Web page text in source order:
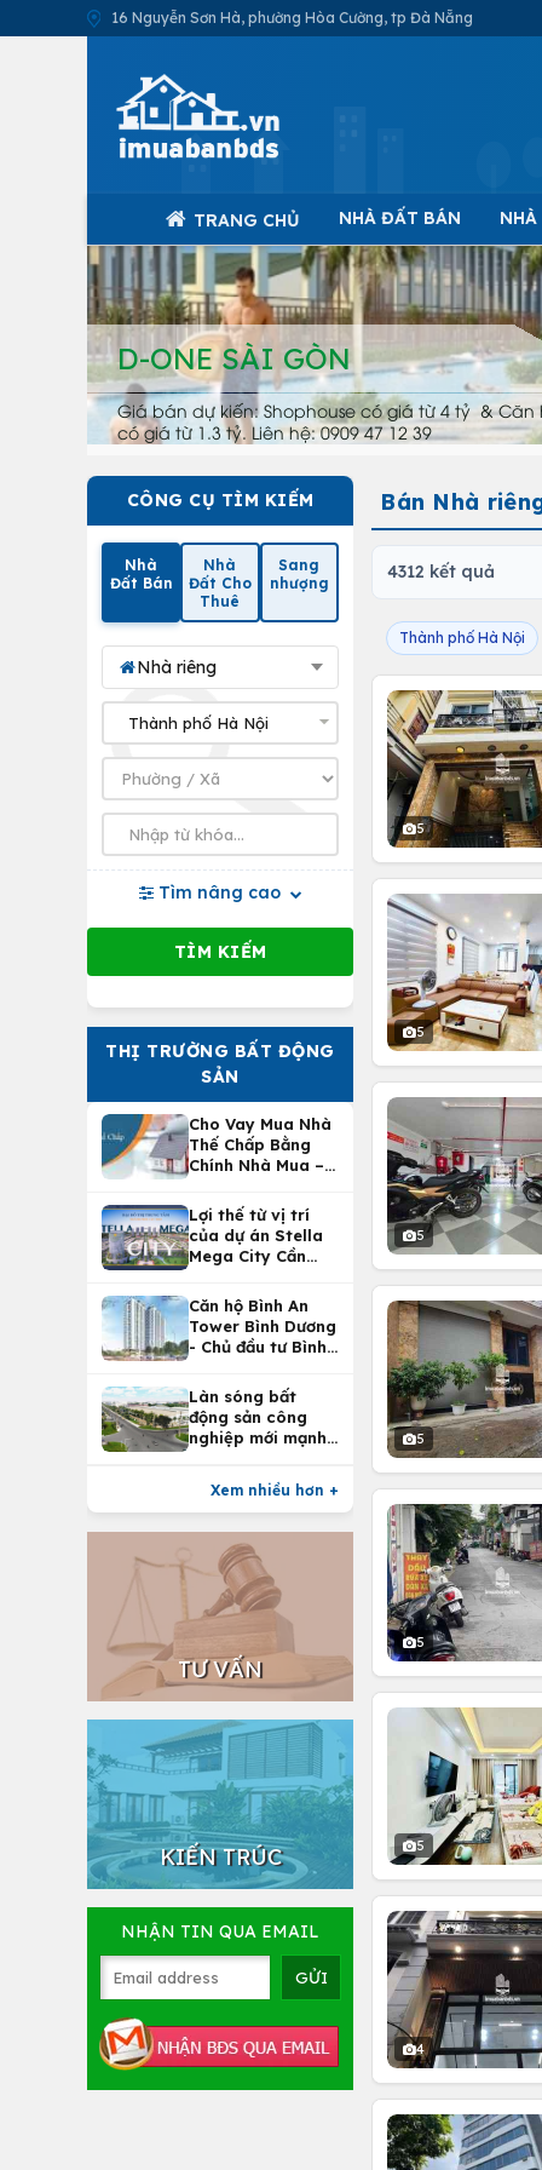
16 Nguyễn Sơn Hà, phường Hòa Cường, tp Đà Nẵng
TRANG CHỦ NHÀ ĐẤT BÁN
D-ONE SÀI GÒN
Giá bán dự kiến: Shophouse có giá từ 4 tỷ & Căn
có giá từ 1.3 tỷ. Liên hệ: 0909 47 12 39
CÔNG CỤ TÌM KIẾM
Nhà
Đất Bán
Nhà
Đất Cho
Thuê
Sang
nhượng
Nhà riêng
Tìm nâng cao
THỊ TRƯỜNG BẤT ĐỘNG
SẢN
Cho Vay Mua Nhà
Thế Chấp Bằng
Chính Nhà Mua –
Nhà Tại
Vietcombank
Lợi thế từ vị trí
của dự án Stella
Mega City Cần
Căn hộ Bình An
Tower Bình Dương
- Chủ đầu tư Bình
Làn sóng bất
động sản công
nghiệp mới mạnh
Xem nhiều hơn +
TƯ VẤN
KIẾN TRÚC
NHẬN TIN QUA EMAIL
Bán Nhà
4312 kết quả
Thành phố Hà Nội
5
5
5
5
5
5
4